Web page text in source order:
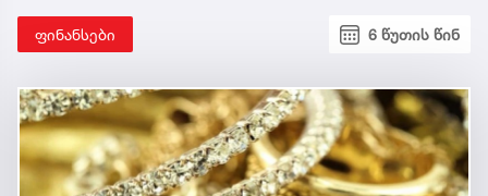
ფინანსები 6 წუთის წინ